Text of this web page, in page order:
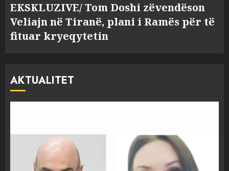
EKSKLUZIVE/ Tom Doshi zëvendëson
Veliajn në Tiranë, plani i Ramës për të
fituar kryeqytetin
AKTUALITET